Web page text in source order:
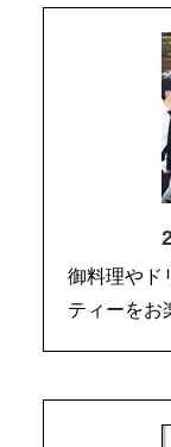
御料理やド
ティーをお